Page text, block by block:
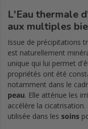
L'Eau thermale
aux multiples
Issue de précipitations
est naturellement
unique qui lui permet
propriétés ont été
notamment dans le
peau. Elle atténue les
accélère la cicatrisation.
utilisée dans les soins